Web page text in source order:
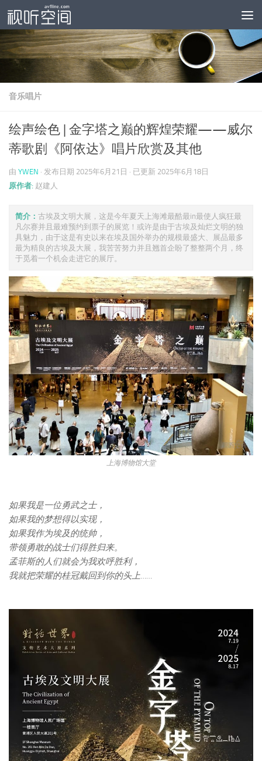
跳至内容
音乐唱片
绘声绘色 | 金字塔之巅的辉煌荣耀——威尔
蒂歌剧《阿依达》唱片欣赏及其他
由 YWEN · 发布日期 2025年6月21日 · 已更新 2025年6月18日
原作者: 赵建人
简介： 古埃及文明大展，这是今年夏天上海滩最酷最in最使人疯狂最
凡尔赛并且最难预约到票子的展览！或许是由于古埃及灿烂文明的独
具魅力，由于这是有史以来在埃及国外举办的规模最盛大、展品最多
最为精良的古埃及大展，我苦苦努力并且翘首企盼了整整两个月，终
于觅着一个机会走进它的展厅。
上海博物馆大堂
如果我是一位勇武之士，
如果我的梦想得以实现，
如果我作为埃及的统帅，
带领勇敢的战士们得胜归来。
孟菲斯的人们就会为我欢呼胜利，
我就把荣耀的桂冠戴回到你的头上……